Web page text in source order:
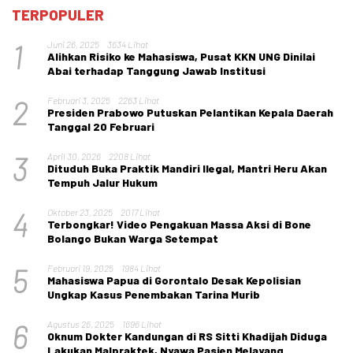
TERPOPULER
1 Juni 26, 2025 3634 Lihat
Alihkan Risiko ke Mahasiswa, Pusat KKN UNG Dinilai
Abai terhadap Tanggung Jawab Institusi
2 Februari 3, 2025 2263 Lihat
Presiden Prabowo Putuskan Pelantikan Kepala Daerah
Tanggal 20 Februari
3 April 30, 2026 2208 Lihat
Dituduh Buka Praktik Mandiri Ilegal, Mantri Heru Akan
Tempuh Jalur Hukum
4 Oktober 23, 2025 2017 Lihat
Terbongkar! Video Pengakuan Massa Aksi di Bone
Bolango Bukan Warga Setempat
5 Februari 19, 2025 1984 Lihat
Mahasiswa Papua di Gorontalo Desak Kepolisian
Ungkap Kasus Penembakan Tarina Murib
6 Agustus 26, 2025 1696 Lihat
Oknum Dokter Kandungan di RS Sitti Khadijah Diduga
Lakukan Malpraktek, Nyawa Pasien Melayang